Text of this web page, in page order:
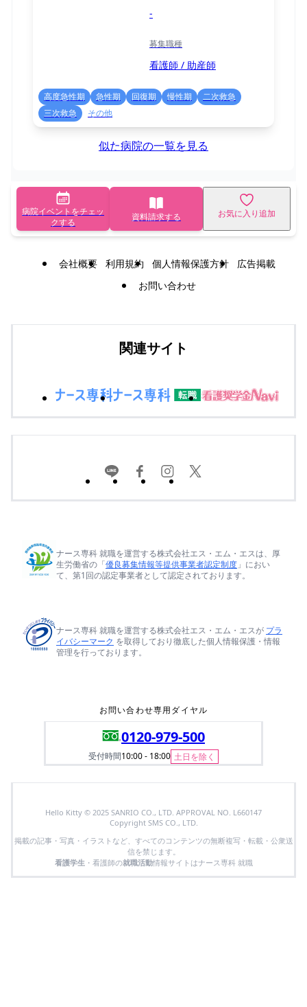
-
募集職種
看護師 / 助産師
高度急性期 急性期 回復期 慢性期
二次救急
三次救急
その他
似た病院の一覧を見る
病院イベントをチェッ
クする
資料請求する お気に入り追加
会社概要 利用規約 個人情報保護方針
広告掲載
お問い合わせ
関連サイト
ナース専科 就職を運営する株式会社エス・エム・エスは、厚
生労働省の「優良募集情報等提供事業者認定制度 」におい
て、第1回の認定事業者として認定されております。
ナース専科 就職を運営する株式会社エス・エム・エスが プラ
イバシーマーク を取得しており徹底した個人情報保護・情報
管理を行っております。
お問い合わせ専用ダイヤル
0120-979-500
受付時間10:00 - 18:00 土日を除く
Hello Kitty © 2025 SANRIO CO., LTD. APPROVAL NO. L660147
Copyright SMS CO., LTD.
掲載の記事・写真・イラストなど、すべてのコンテンツの無断複写・転載・公衆送
信を禁じます。
看護学生 ・看護師の就職活動情報サイトはナース専科 就職